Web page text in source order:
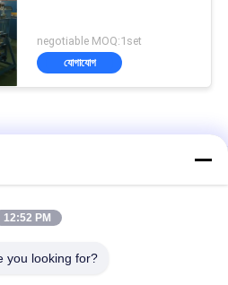
negotiable MOQ:1set
যোগাযোগ
জন্য কপার ওয়্যার বান্চিং মেশিন স্বয়ংক্রিয়
টোয়েস্টিং স্ট্র্যান্ডিং বাঞ্চিং মেশিন
ক্যাবল বুনচিং ডাবল টুইস্টিং মেশিন
12:52 PM
you looking for?